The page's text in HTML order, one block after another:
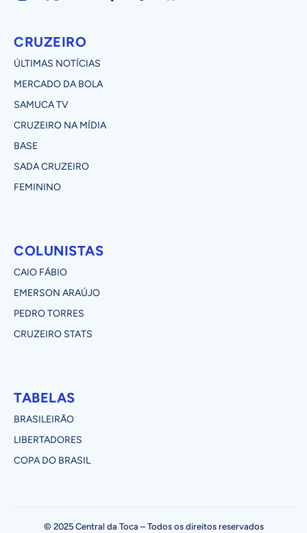
CRUZEIRO
ÚLTIMAS NOTÍCIAS
MERCADO DA BOLA
SAMUCA TV
CRUZEIRO NA MÍDIA
BASE
SADA CRUZEIRO
FEMININO
COLUNISTAS
CAIO FÁBIO
EMERSON ARAÚJO
PEDRO TORRES
CRUZEIRO STATS
TABELAS
BRASILEIRÃO
LIBERTADORES
COPA DO BRASIL
© 2025 Central da Toca – Todos os direitos reservados